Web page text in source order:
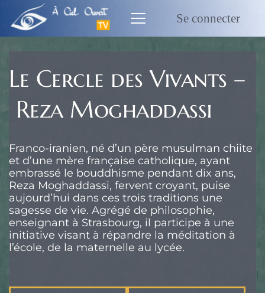
contenu
Se connecter
Le Cercle des Vivants –
Reza Moghaddassi
Franco-iranien, né d’un père musulman chiite
et d’une mère française catholique, ayant
embrassé le bouddhisme pendant dix ans,
Reza Moghaddassi, fervent croyant, puise
aujourd’hui dans ces trois traditions une
sagesse de vie. Agrégé de philosophie,
enseignant à Strasbourg, il participe à une
initiative visant à répandre la méditation à
l’école, de la maternelle au lycée.